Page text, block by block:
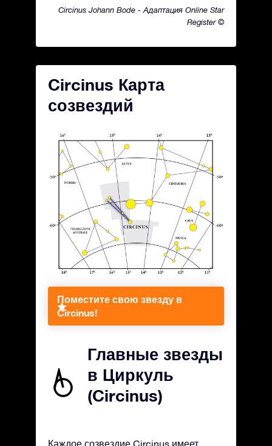
Circinus Johann Bode - Адаптация Online Star
Register ©
Circinus Карта
созвездий
Поместите свою звезду в
Circinus!
Главные звезды
в Циркуль
(Circinus)